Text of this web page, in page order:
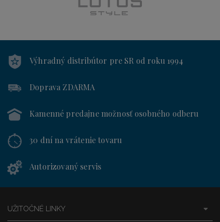
Výhradný distribútor pre SR od roku 1994
Doprava ZDARMA
Kamenné predajnemožnosť osobného odberu
30 dní na vrátenie tovaru
Autorizovaný servis
UŽITOČNÉ LINKY